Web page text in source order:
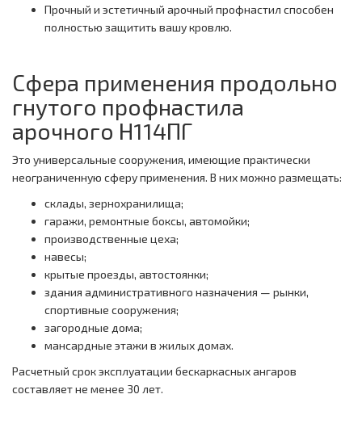
Прочный и эстетичный арочный профнастил способен
полностью защитить вашу кровлю.
Сфера применения продольно
гнутого профнастила
арочного Н114ПГ
Это универсальные сооружения, имеющие практически
неограниченную сферу применения. В них можно размещать:
склады, зернохранилища;
гаражи, ремонтные боксы, автомойки;
производственные цеха;
навесы;
крытые проезды, автостоянки;
здания административного назначения — рынки,
спортивные сооружения;
загородные дома;
мансардные этажи в жилых домах.
Расчетный срок эксплуатации бескаркасных ангаров
составляет не менее 30 лет.